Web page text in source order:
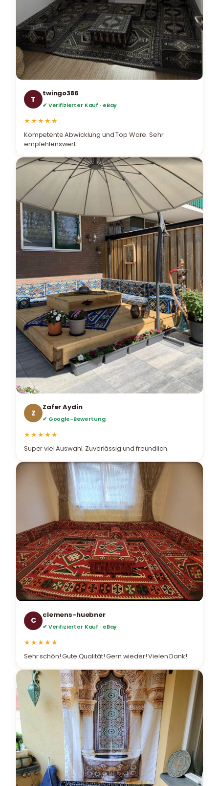
T
twingo386
✔ Verifizierter Kauf · eBay
★★★★★
Kompetente Abwicklung und Top Ware. Sehr
empfehlenswert.
Z
Zafer Aydin
✔ Google-Bewertung
★★★★★
Super viel Auswahl. Zuverlässig und freundlich.
C
clemens-huebner
✔ Verifizierter Kauf · eBay
★★★★★
Sehr schön! Gute Qualität! Gern wieder! Vielen Dank!